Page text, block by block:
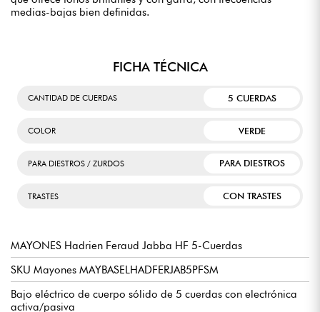
medias-bajas bien definidas.
FICHA TÉCNICA
CANTIDAD DE CUERDAS 5 CUERDAS
COLOR VERDE
PARA DIESTROS / ZURDOS PARA DIESTROS
TRASTES CON TRASTES
MAYONES Hadrien Feraud Jabba HF 5-Cuerdas
SKU Mayones MAYBASELHADFERJAB5PFSM
Bajo eléctrico de cuerpo sólido de 5 cuerdas con electrónica
activa/pasiva